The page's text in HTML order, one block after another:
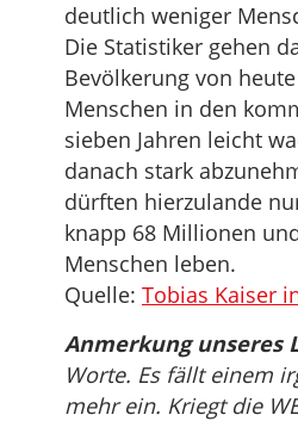
deutlich weniger
Die Statistiker gehen
Bevölkerung von
Menschen in den
sieben Jahren leicht
danach stark
dürften hierzulande
knapp 68 Millionen
Menschen leben.
Quelle: Tobias Kaiser
Anmerkung unseres
Worte. Es fällt einem
mehr ein. Kriegt die